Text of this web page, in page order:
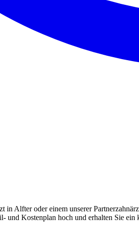
in Alfteroder einem unserer
Kostenplan hoch und erhalten Sie ein